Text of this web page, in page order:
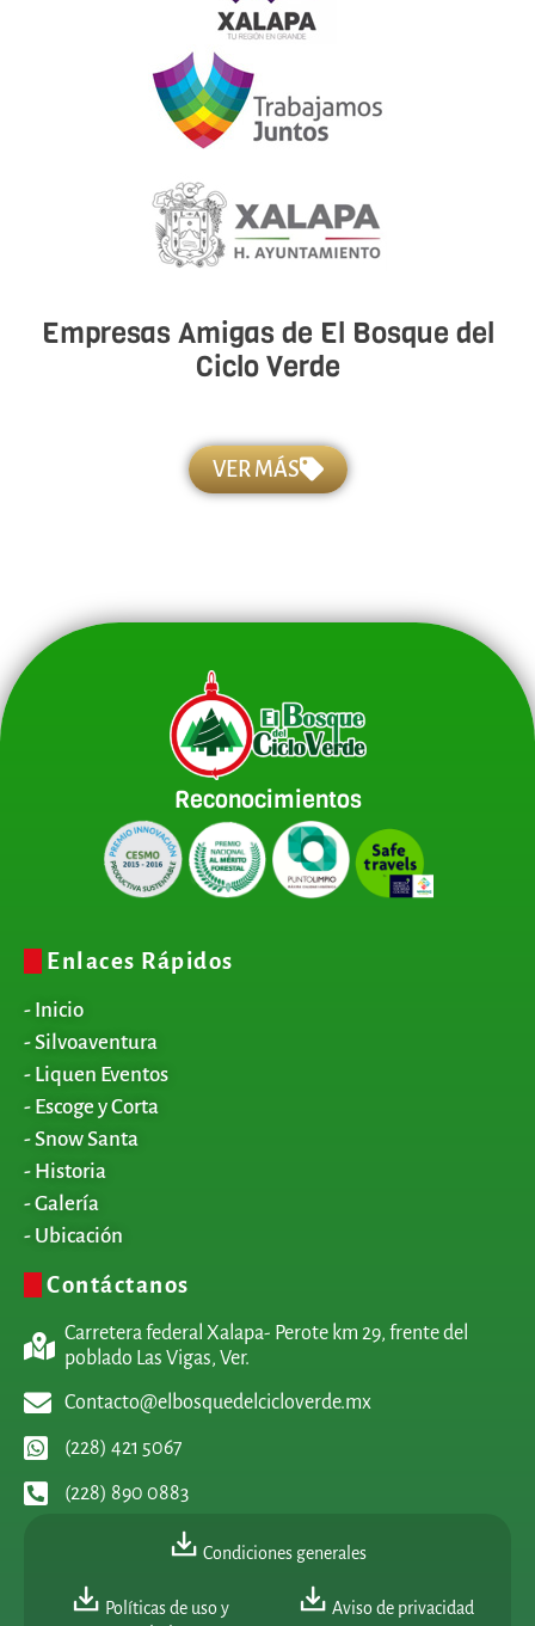
Empresas Amigas de El Bosque del
Ciclo Verde
VER MÁS
Reconocimientos
Enlaces Rápidos
- Inicio
- Silvoaventura
- Liquen Eventos
- Escoge y Corta
- Snow Santa
- Historia
- Galería
- Ubicación
Contáctanos
Carretera federal Xalapa- Perote km 29, frente del
poblado Las Vigas, Ver.
Contacto@elbosquedelcicloverde.mx
(228) 421 5067
(228) 890 0883
Condiciones generales
Políticas de uso y
Aviso de privacidad